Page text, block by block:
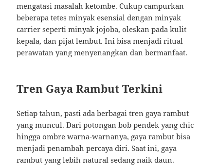
mengatasi masalah ketombe. Cukup campurkan
beberapa tetes minyak esensial dengan minyak
carrier seperti minyak jojoba, oleskan pada kulit
kepala, dan pijat lembut. Ini bisa menjadi ritual
perawatan yang menyenangkan dan bermanfaat.
Tren Gaya Rambut Terkini
Setiap tahun, pasti ada berbagai tren gaya rambut
yang muncul. Dari potongan bob pendek yang chic
hingga ombre warna-warnanya, gaya rambut bisa
menjadi penambah percaya diri. Saat ini, gaya
rambut yang lebih natural sedang naik daun.